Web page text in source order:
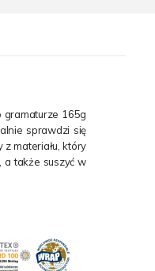
gramaturze 165g
sprawdzi się
materiału, który
a także suszyć w